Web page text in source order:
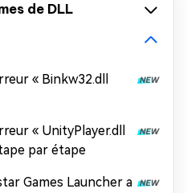
de DLL
« Binkw32.dll
« UnityPlayer.dll
par étape
Games Launcher a